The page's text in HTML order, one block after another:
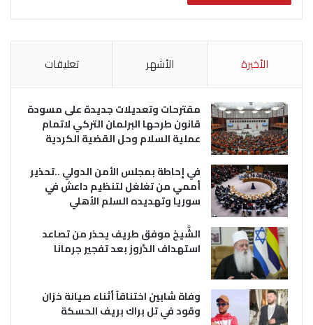
الأخيرة الأشهر تعليقات
مقترحات وتعديلات جديدة على مسودة
قانون طرحها البرلمان التركي لاتمام
عملية السلام وحل القضية الكردية
في إحاطة بمجلس الأمن الدولي ..تحذير
أممي من تغلغل لتنظيم داعش في
سوريا وتهديده السلم الأهلي
الشَّيخ موفق طريف يحذر من تصاعد
استهداف الدَّروز بعد تفجير جرمانا
وفاة شابين اختناقاً أثناء صيانة خزان
وقود في تل براك بريف الحسكة